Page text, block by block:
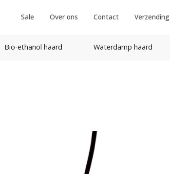
Sale Over ons Contact Verzending
Bio-ethanol haard Waterdamp haard